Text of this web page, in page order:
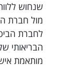
שנחוש
מול חברת
לחברת
הבריאותי
מותאמת